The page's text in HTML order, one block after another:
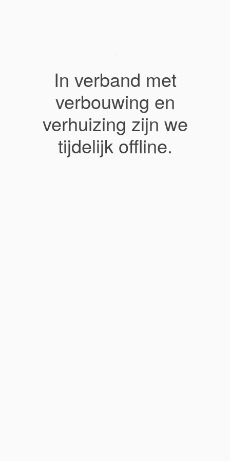
In verband met
verbouwing en
verhuizing zijn we
tijdelijk offline.